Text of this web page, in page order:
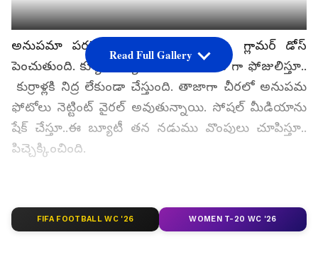
అనుపమా పరమేశ్వరన్‌ ఊహించనంతగా గ్లామర్‌ డోస్‌
పెంచుతుంది. క్యూట్‌ క్యూట్ గా.. హాట్ హాట్ గా ఫోజులిస్తూ..
కుర్రాళ్లకి నిద్ర లేకుండా చేస్తుంది. తాజాగా చీరలో అనుపమ
ఫోటోలు నెట్టింట్ వైరల్ అవుతున్నాయి. సోషల్ మీడియాను
షేక్ చేస్తూ..ఈ బ్యూటీ తన నడుము వొంపులు చూపిస్తూ..
పిచ్చెక్కించింది.
గూగుల్‌లో ఆసక్తికరమైన సమాచారం కోసం ఏసియానెట్ తెలుగు
ను మీ ఫ్రిఫర్డ్ సోర్స్ గా ఎంచుకోండి
Read Full Gallery
FIFA FOOTBALL WC '26 WOMEN T-20 WC '26